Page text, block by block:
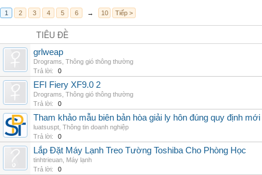
1 2 3 4 5 6 → 10 Tiếp >
TIÊU ĐỀ
grlweap
Drograms Thông gió thông thường
Trả lời:
0
EFI Fiery XF9.0 2
Drograms Thông gió thông thường
Trả lời:
0
Tham khảo mẫu biên bản hòa giải ly hôn đúng quy định mới
luatsuspt Thông tin doanh nghiệp
Trả lời:
0
Lắp Đặt Máy Lạnh Treo Tường Toshiba Cho Phòng Học
tinhtrieuan Máy lạnh
Trả lời:
0